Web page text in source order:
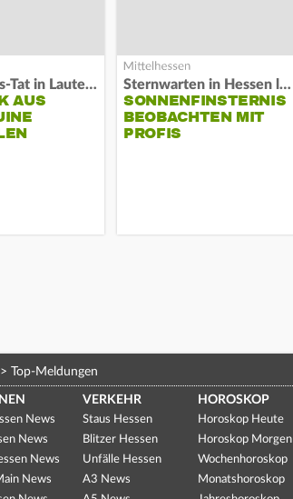
Fassungslos-Tat in Lauterbach
AUS
Sternwarten in Hessen laden ein
SONNENFINSTERNIS
BEOBACHTEN MIT
PROFIS
Top-Meldungen
News
News
News
News
VERKEHR
Staus Hessen
Blitzer Hessen
Unfälle Hessen
A3 News
HOROSKOP
Horoskop Heute
Horoskop Morgen
Wochenhoroskop
Monatshoroskop